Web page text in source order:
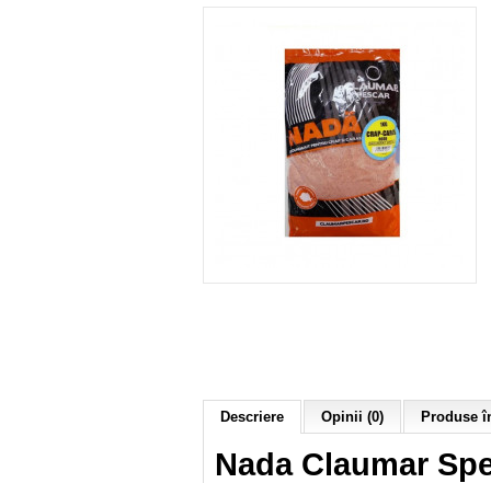
Descriere Opinii (0) Produse
Nada Claumar